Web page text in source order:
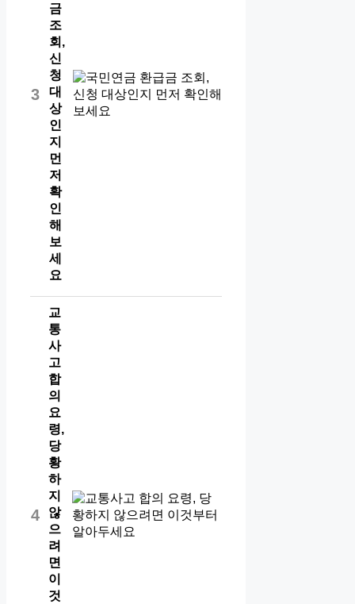
3
금
조
회,
신
청
대
상
인
지
먼
저
확
인
해
보
세
요
4
교
통
사
고
합
의
요
령,
당
황
하
지
않
으
려
면
이
것